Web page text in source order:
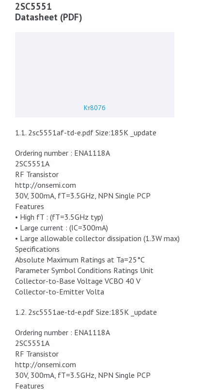
2SC5551
Datasheet (PDF)
Кт807б
1.1. 2sc5551af-td-e.pdf Size:185K _update
Ordering number : ENA1118A
2SC5551A
RF Transistor
http://onsemi.com
30V, 300mA, fT=3.5GHz, NPN Single PCP
Features
• High fT : (fT=3.5GHz typ)
• Large current : (IC=300mA)
• Large allowable collector dissipation (1.3W max)
Specifications
Absolute Maximum Ratings at Ta=25°C
Parameter Symbol Conditions Ratings Unit
Collector-to-Base Voltage VCBO 40 V
Collector-to-Emitter Volta
1.2. 2sc5551ae-td-e.pdf Size:185K _update
Ordering number : ENA1118A
2SC5551A
RF Transistor
http://onsemi.com
30V, 300mA, fT=3.5GHz, NPN Single PCP
Features